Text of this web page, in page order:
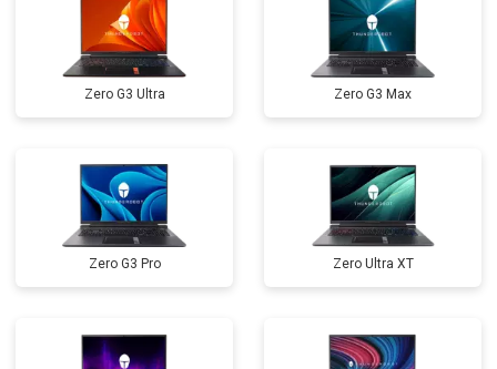
Замена оперативной памяти от 1100 ₽ Заказать
Прошивка BIOS от 1500 ₽ Заказать
Замена северного моста от 3500 ₽
Zero G3 Ultra Zero G3 Max
Zero G3 Pro Zero Ultra XT